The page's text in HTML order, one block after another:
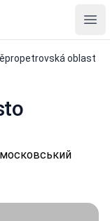
oblast